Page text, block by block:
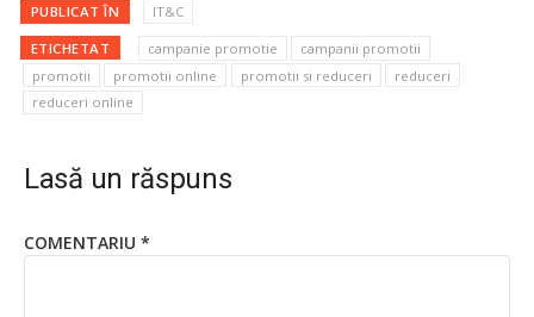
PUBLICAT ÎN IT&C
ETICHETAT campanie promotie
campanii promotii
promotii
promotii online promotii si reduceri
reduceri
reduceri online
Lasă un răspuns
COMENTARIU *